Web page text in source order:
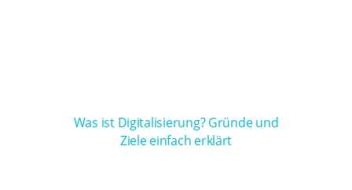
Was ist Digitalisierung? Gründe und
Ziele einfach erklärt